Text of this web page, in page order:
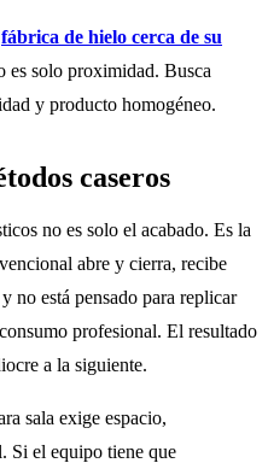
fábrica de hielo cerca de su
es solo proximidad. Busca
y producto homogéneo.
caseros
no es solo el acabado. Es la
abre y cierra, recibe
no está pensado para replicar
profesional. El resultado
a la siguiente.
sala exige espacio,
Si el equipo tiene que